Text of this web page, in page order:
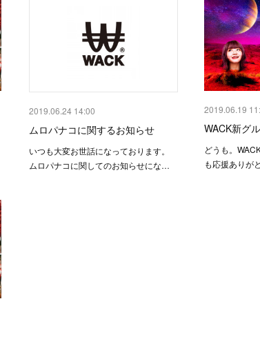
2019.06.24 14:00
ムロパナコに関するお知らせ
いつも大変お世話になっております。
ムロパナコに関してのお知らせにな…
2019.06.19
WACK新グ
どうも。
も応援ありが